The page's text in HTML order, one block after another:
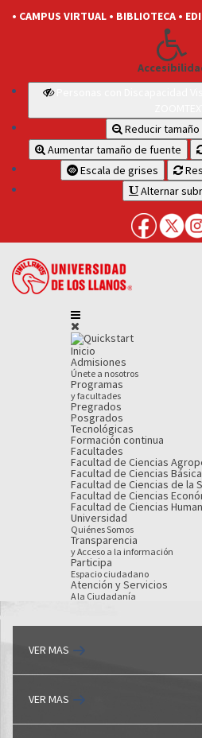
• CAMPUS VIRTUAL • BIBLIOTECA •
Reducir
Aumentar tamaño de fuente
Escala de grises
Alternar
Inicio
Admisiones
Únete a nosotros
Programas
y facultades
Pregrados
Posgrados
Tecnológicas
Formación continua
Facultades
Facultad de Ciencias
Facultad de Ciencias
Facultad de Ciencias de la
Facultad de Ciencias
Facultad de Ciencias
Universidad
Quiénes Somos
Transparencia
y Acceso a la información
Participa
Espacio ciudadano
Atención y Servicios
A la Ciudadanía
VER MAS
VER MAS